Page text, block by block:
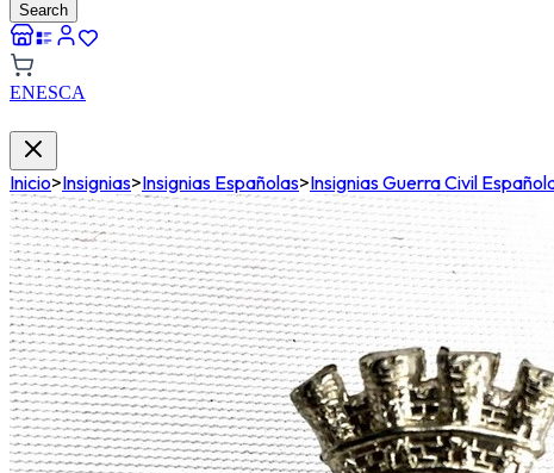
Search
ENESCA
Inicio>Insignias>Insignias Españolas>Insignias Guerra Civil